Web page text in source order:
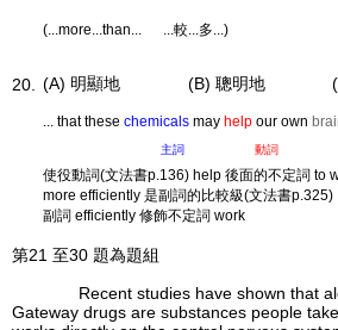
(...more...than... ...較...多...)
20. (A) 明顯地 (B) 聰明地
... that these chemicals may help our own
主詞 動詞
使役動詞(文法書p.136) help 後面的不定詞 to
more efficiently 是副詞的比較級(文法書p.325)
副詞 efficiently 修飾不定詞 work
第21 至30 題為題組
Recent studies have shown that
Gateway drugs are substances people take